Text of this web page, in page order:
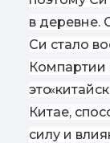
в деревне.
Си стало
Компартии
это
«
Китае,
силу и